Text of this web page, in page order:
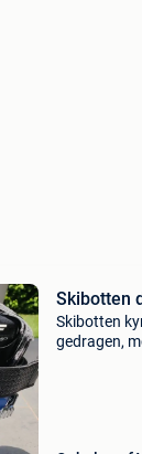
Skibotten
Skibotten
gedragen,